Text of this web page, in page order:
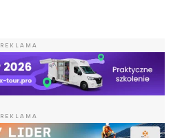
REKLAMA
REKLAMA